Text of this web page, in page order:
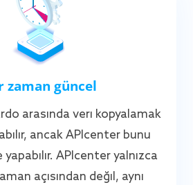
zaman güncel
arasında veri kopyalamak
ancak APIcenter bunu
APIcenter yalnızca
açısından değil, aynı